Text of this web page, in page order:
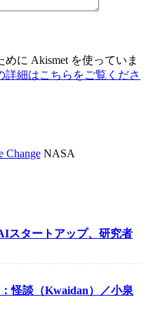
に Akismet を使っていま
詳細はこちらをご覧くださ
ChangeNASA
スタートアップ、研究者
怪談（Kwaidan）／小泉